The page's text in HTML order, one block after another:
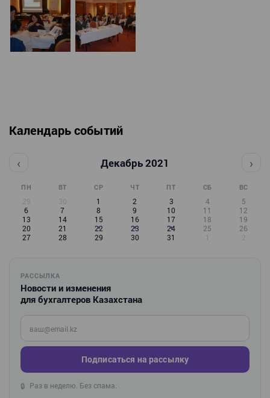
Календарь событий
‹ Декабрь 2021 ›
ПН ВТ СР ЧТ ПТ СБ ВС
29 30 1 2 3 4
5
6
7 8 9 10 11
12
13
14 15 16 17 18
19
20
21 22 23 24 25
26
27
28 29 30 31 1 2
РАССЫЛКА
Новости и изменения
для бухгалтеров Казахстана
Введите ваш e-mail
Подписаться на рассылку
🔒 Раз в неделю. Без спама.